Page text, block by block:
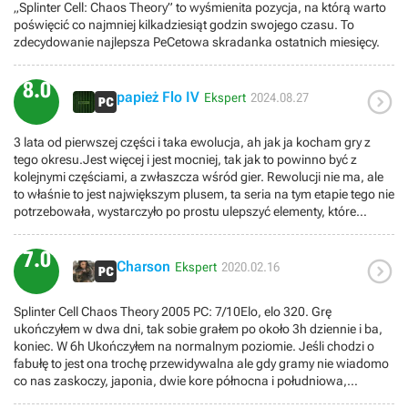
„Splinter Cell: Chaos Theory” to wyśmienita pozycja, na którą warto
poświęcić co najmniej kilkadziesiąt godzin swojego czasu. To
zdecydowanie najlepsza PeCetowa skradanka ostatnich miesięcy.
8.0 papież Flo IV Ekspert 2024.08.27 
3 lata od pierwszej części i taka ewolucja, ah jak ja kocham gry z
tego okresu.Jest więcej i jest mocniej, tak jak to powinno być z
kolejnymi częściami, a zwłaszcza wśród gier. Rewolucji nie ma, ale
to właśnie to jest największym plusem, ta seria na tym etapie tego nie
potrzebowała, wystarczyło po prostu ulepszyć elementy, które
temu dostaliśmy część prawie idealną.Przesłuchania! Tego mi
właśnie najbardziej brakowało w pierwszej części. Tam były atrakcją
tylko w tych ważniejszych momentach, a hasła i inne warte
zanotowania rzeczy były ukryte w mailach. Tutaj aż co drugi
przeciwnik ma coś ciekawego do przekazania. A te dialogi podczas
tych przesłuchań? Majstersztyk. Zresztą o czym ja gadam, przez
całą grę pada dużo cytatów aspirujące do tych kultowych. Warto
również pochwalić za możliwość usłyszenia podczas rozgrywki
wielu języków i w takiej Japonii usłyszymy japoński, a w Korei
koreański. Naprawdę cenię sobie takie drobnostki.Oczywiście parę
7.0 Charson Ekspert 2020.02.16 
Splinter Cell Chaos Theory 2005 PC: 7/10Elo, elo 320. Grę
ukończyłem w dwa dni, tak sobie grałem po około 3h dziennie i ba,
koniec. W 6h Ukończyłem na normalnym poziomie. Jeśli chodzi o
fabułę to jest ona trochę przewidywalna ale gdy gramy nie wiadomo
co nas zaskoczy, japonia, dwie kore północna i południowa,